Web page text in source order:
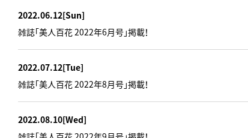
2022.06.12[Sun]
雑誌「美人百花 2022年6月号」掲載！
2022.07.12[Tue]
雑誌「美人百花 2022年8月号」掲載！
2022.08.10[Wed]